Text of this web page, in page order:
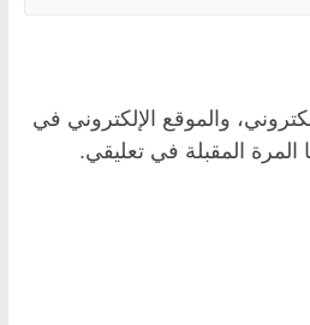
والموقع الإلكتروني في
المرة المقبلة في تعليقي.